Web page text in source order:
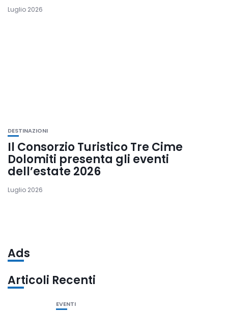
Luglio 2026
DESTINAZIONI
Il Consorzio Turistico Tre Cime
Dolomiti presenta gli eventi
dell’estate 2026
Luglio 2026
Ads
Articoli Recenti
EVENTI